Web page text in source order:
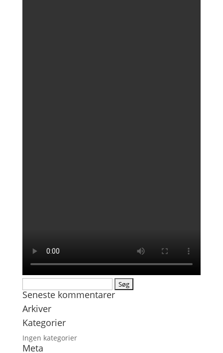
efter:
Seneste kommentarer
Arkiver
Kategorier
Ingen kategorier
Meta